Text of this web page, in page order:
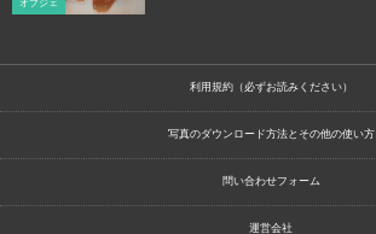
オブジェ
利用規約（必ずお読みください）
写真のダウンロード方法とその他の使い方
問い合わせフォーム
運営会社